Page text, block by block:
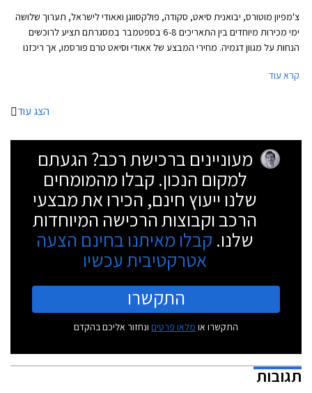
צ'מפיון מוטורס, יבואנית סיאט, סקודה, פולקסווגן ואאודי לישראל, תערוך שלושה
ימי מכירות מיוחדים בין התאריכים 6-8 בספטמבר במסגרתם תציע לרוכשים
הנחות על מגוון דגמיה. מחירי המבצע של אאודי וסיאט טרם פורסמו, אך ריכזנו
ופולקסווגן.
קרא עוד
הצג עוד
מעוניינים ברכישת רכב? הגעתם
למקום הנכון. קבלו מהמומחים
שלנו ייעוץ חינם, הכירו את מבצעי
הרכב וקבוצות הרכישה המיוחדות
שלנו. קבלו מאיתנו בחינם הצעה
אטרקטיבית עכשיו
התקשרו
התקשרו או מלאו פרטים ונחזור אליכם בהקדם
תגובות